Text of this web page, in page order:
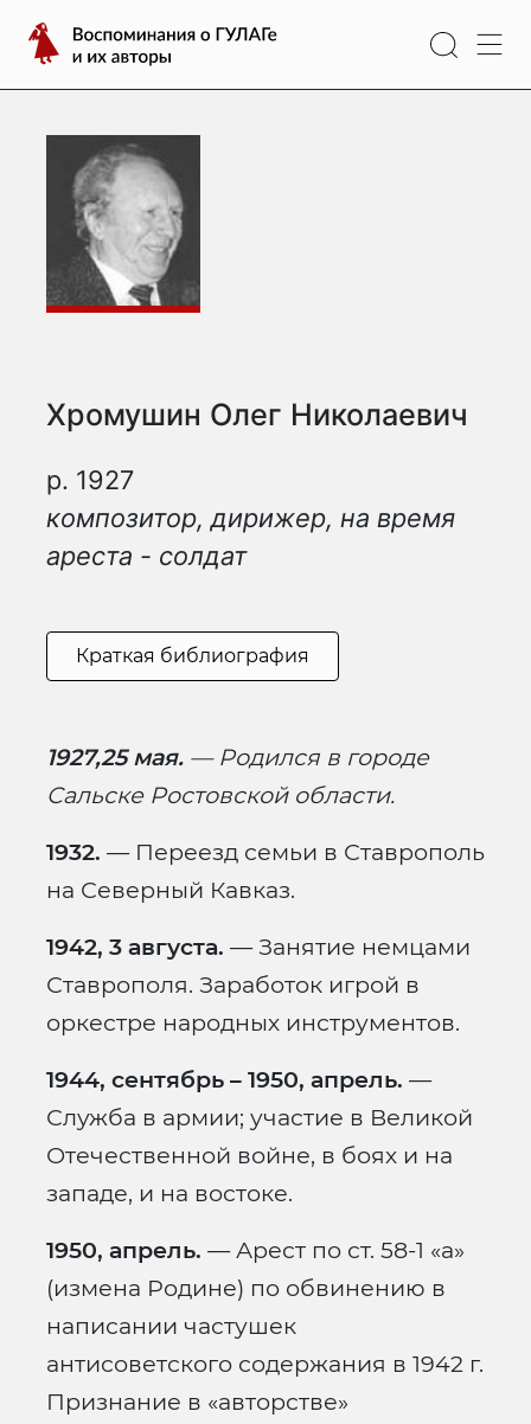
содержимому
Воспоминания
о
ГУЛАГе
авторы
Хромушин Олег Николаевич
р. 1927
композитор, дирижер, на время
ареста - солдат
Краткая библиография
1927,25 мая. — Родился в городе
Сальске Ростовской области.
1932. — Переезд семьи в Ставрополь
на Северный Кавказ.
1942, 3 августа. — Занятие немцами
Ставрополя. Заработок игрой в
оркестре народных инструментов.
1944, сентябрь – 1950, апрель. —
Служба в армии; участие в Великой
Отечественной войне, в боях и на
западе, и на востоке.
1950, апрель. — Арест по ст. 58-1 «а»
(измена Родине) по обвинению в
написании частушек
антисоветского содержания в 1942 г.
Признание в «авторстве»